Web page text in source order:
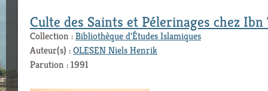
Culte des Saints et Pélerinages chez Ibn
Collection :Bibliothèque d'Études Islamiques
Auteur(s) :OLESEN Niels Henrik
Parution : 1991